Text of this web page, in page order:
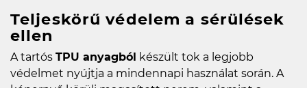
Teljeskörű védelem a sérülések
ellen
A tartós TPU anyagból készült tok a legjobb
védelmet nyújtja a mindennapi használat során. A